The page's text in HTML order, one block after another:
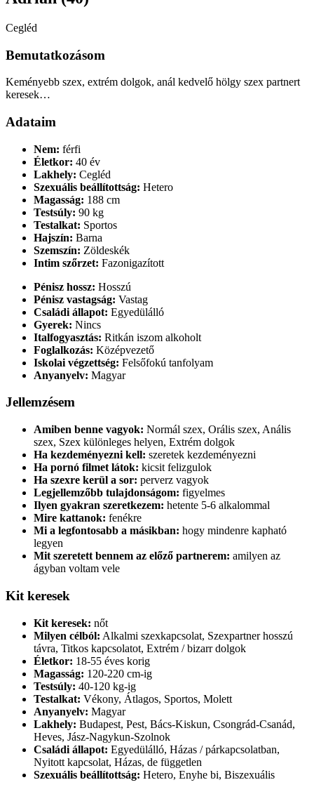
Cegléd
Bemutatkozásom
Keményebb szex, extrém dolgok, anál kedvelő hölgy szex partnert
keresek…
Adataim
Nem: férfi
Életkor: 40 év
Lakhely: Cegléd
Szexuális beállítottság: Hetero
Magasság: 188 cm
Testsúly: 90 kg
Testalkat: Sportos
Hajszín: Barna
Szemszín: Zöldeskék
Intim szőrzet: Fazonigazított
Pénisz hossz: Hosszú
Pénisz vastagság: Vastag
Családi állapot: Egyedülálló
Gyerek: Nincs
Italfogyasztás: Ritkán iszom alkoholt
Foglalkozás: Középvezető
Iskolai végzettség: Felsőfokú tanfolyam
Anyanyelv: Magyar
Jellemzésem
Amiben benne vagyok: Normál szex, Orális szex, Anális
szex, Szex különleges helyen, Extrém dolgok
Ha kezdeményezni kell: szeretek kezdeményezni
Ha pornó filmet látok: kicsit felizgulok
Ha szexre kerül a sor: perverz vagyok
Legjellemzőbb tulajdonságom: figyelmes
Ilyen gyakran szeretkezem: hetente 5-6 alkalommal
Mire kattanok: fenékre
Mi a legfontosabb a másikban: hogy mindenre kapható
legyen
Mit szeretett bennem az előző partnerem: amilyen az
ágyban voltam vele
Kit keresek
Kit keresek: nőt
Milyen célból: Alkalmi szexkapcsolat, Szexpartner hosszú
távra, Titkos kapcsolatot, Extrém / bizarr dolgok
Életkor: 18-55 éves korig
Magasság: 120-220 cm-ig
Testsúly: 40-120 kg-ig
Testalkat: Vékony, Átlagos, Sportos, Molett
Anyanyelv: Magyar
Lakhely: Budapest, Pest, Bács-Kiskun, Csongrád-Csanád,
Heves, Jász-Nagykun-Szolnok
Családi állapot: Egyedülálló, Házas / párkapcsolatban,
Nyitott kapcsolat, Házas, de független
Szexuális beállítottság: Hetero, Enyhe bi, Biszexuális